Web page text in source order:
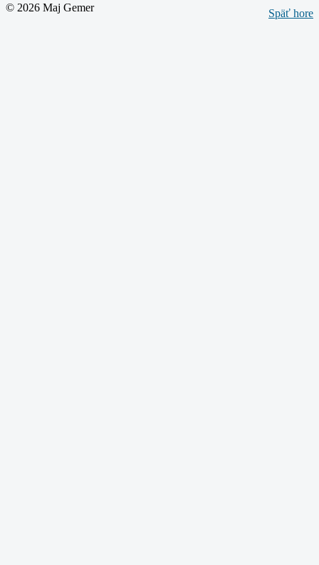
Späť hore
© 2026 Maj Gemer